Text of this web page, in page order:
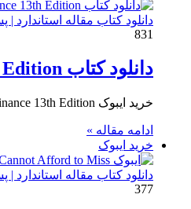
دانلود کتاب مقاله
831
دانلود کتاب Principles of Corporate Finance 13th Edition
خرید ایبوک Principles of Corporate Finance 13th Edition برای دانلود ایبوک Principles of Corporate Finance 13th Edition و خرید کتاب…
ادامه مقاله »
خرید ایبوک
دانلود کتاب مقاله
377